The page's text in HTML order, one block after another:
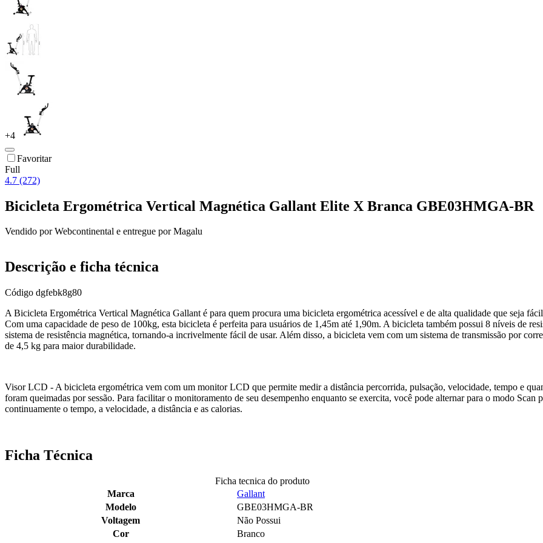
+4
Favoritar
Full
4.7 (272)
Bicicleta Ergométrica Vertical Magnética Gallant Elite X Branca GBE03HMGA-BR
Vendido porWebcontinental e entregue por Magalu
Descrição e ficha técnica
Código dgfebk8g80
A Bicicleta Ergométrica Vertical Magnética Gallant é para quem procura uma bicicleta ergométrica acessível e de alta qualidade que seja
Com uma capacidade de peso de 100kg, esta bicicleta é perfeita para usuários de 1,45m até 1,90m. A bicicleta também possui 8 níveis de
sistema de resistência magnética, tornando-a incrivelmente fácil de usar. Além disso, a bicicleta vem com um sistema de transmissão por
de 4,5 kg para maior durabilidade.
Visor LCD - A bicicleta ergométrica vem com um monitor LCD que permite medir a distância percorrida, pulsação, velocidade, tempo e
foram queimadas por sessão. Para facilitar o monitoramento de seu desempenho enquanto se exercita, você pode alternar para o modo Scan
continuamente o tempo, a velocidade, a distância e as calorias.
Ficha Técnica
Ficha tecnica do produto
Marca
Gallant
Modelo
GBE03HMGA-BR
Voltagem
Não Possui
Cor
Branco